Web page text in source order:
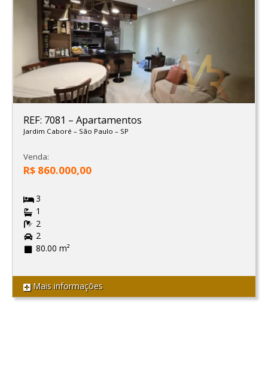
REF: 7081 – Apartamentos
Jardim Caboré – São Paulo – SP
Venda:
R$ 860.000,00
3
1
2
2
80.00 m²
Mais informações